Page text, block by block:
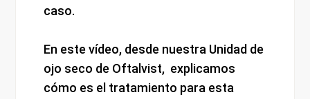
caso.
En este vídeo, desde nuestra Unidad de
ojo seco de Oftalvist, explicamos
cómo es el tratamiento para esta